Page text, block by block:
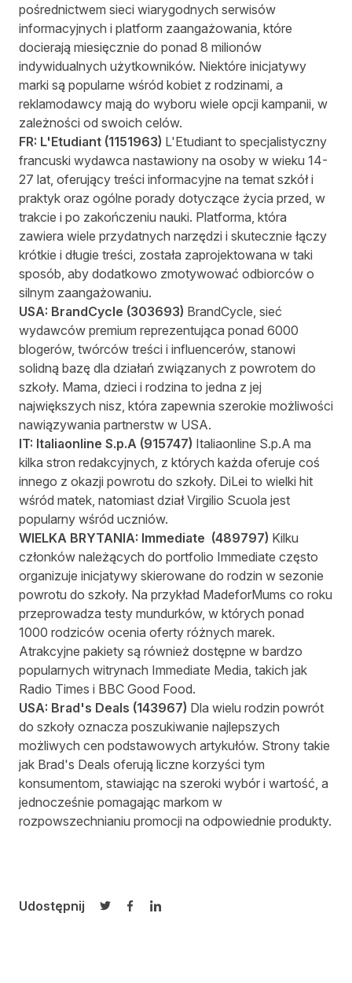
pośrednictwem sieci wiarygodnych serwisów
informacyjnych i platform zaangażowania, które
docierają miesięcznie do ponad 8 milionów
indywidualnych użytkowników. Niektóre inicjatywy
marki są popularne wśród kobiet z rodzinami, a
reklamodawcy mają do wyboru wiele opcji kampanii, w
zależności od swoich celów.
FR: L'Etudiant (1151963) L'Etudiant to specjalistyczny
francuski wydawca nastawiony na osoby w wieku 14-
27 lat, oferujący treści informacyjne na temat szkół i
praktyk oraz ogólne porady dotyczące życia przed, w
trakcie i po zakończeniu nauki. Platforma, która
zawiera wiele przydatnych narzędzi i skutecznie łączy
krótkie i długie treści, została zaprojektowana w taki
sposób, aby dodatkowo zmotywować odbiorców o
silnym zaangażowaniu.
USA: BrandCycle (303693) BrandCycle, sieć
wydawców premium reprezentująca ponad 6000
blogerów, twórców treści i influencerów, stanowi
solidną bazę dla działań związanych z powrotem do
szkoły. Mama, dzieci i rodzina to jedna z jej
największych nisz, która zapewnia szerokie możliwości
nawiązywania partnerstw w USA.
IT: Italiaonline S.p.A (915747) Italiaonline S.p.A ma
kilka stron redakcyjnych, z których każda oferuje coś
innego z okazji powrotu do szkoły. DiLei to wielki hit
wśród matek, natomiast dział Virgilio Scuola jest
popularny wśród uczniów.
WIELKA BRYTANIA: Immediate (489797) Kilku
członków należących do portfolio Immediate często
organizuje inicjatywy skierowane do rodzin w sezonie
powrotu do szkoły. Na przykład MadeforMums co roku
przeprowadza testy mundurków, w których ponad
1000 rodziców ocenia oferty różnych marek.
Atrakcyjne pakiety są również dostępne w bardzo
popularnych witrynach Immediate Media, takich jak
Radio Times i BBC Good Food.
USA: Brad's Deals (143967) Dla wielu rodzin powrót
do szkoły oznacza poszukiwanie najlepszych
możliwych cen podstawowych artykułów. Strony takie
jak Brad's Deals oferują liczne korzyści tym
konsumentom, stawiając na szeroki wybór i wartość, a
jednocześnie pomagając markom w
rozpowszechnianiu promocji na odpowiednie produkty.
Udostępnij
Udostępnij na Twitterze
Udostępnij na Facebooku
Udostępnij na LinkedIn